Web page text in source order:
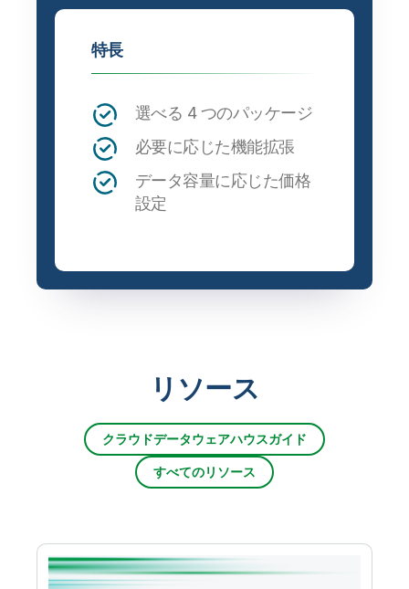
特長
選べる 4 つのパッケージ
必要に応じた機能拡張
データ容量に応じた価格
設定
リソース
クラウドデータウェアハウスガイド
すべてのリソース